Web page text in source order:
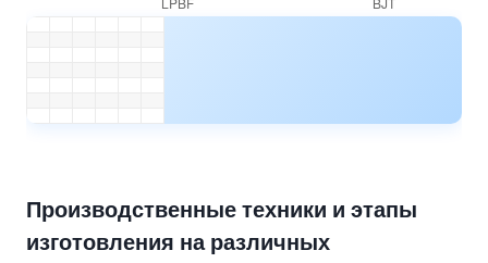
Производственные техники и этапы
изготовления на различных